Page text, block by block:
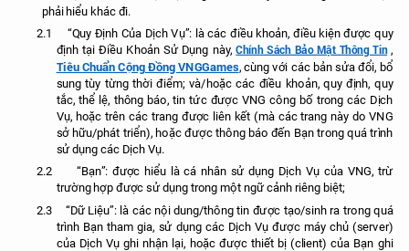
phải hiểu khác đi.
2.1
“Quy Định Của Dịch Vụ”: là các điều khoản, điều kiện được quy
định tại Điều Khoản Sử Dụng này,Chính Sách Bảo Mật Thông Tin,
Tiêu Chuẩn Cộng Đồng VNGGames, cùng với các bản sửa đổi, bổ
sung tùy từng thời điểm; và/hoặc các điều khoản, quy định, quy
tắc, thể lệ, thông báo, tin tức được VNG công bố trong các Dịch
Vụ, hoặc trên các trang được liên kết (mà các trang này do VNG
sở hữu/phát triển), hoặc được thông báo đến Bạn trong quá trình
sử dụng các Dịch Vụ.
2.2 “Bạn”: được hiểu là cá nhân sử dụng Dịch Vụ của VNG, trừ
trường hợp được sử dụng trong một ngữ cảnh riêng biệt;
2.3 “Dữ Liệu”: là các nội dung/thông tin được tạo/sinh ra trong quá
trình Bạn tham gia, sử dụng các Dịch Vụ được máy chủ (server)
của Dịch Vụ ghi nhận lại, hoặc được thiết bị (client) của Bạn ghi